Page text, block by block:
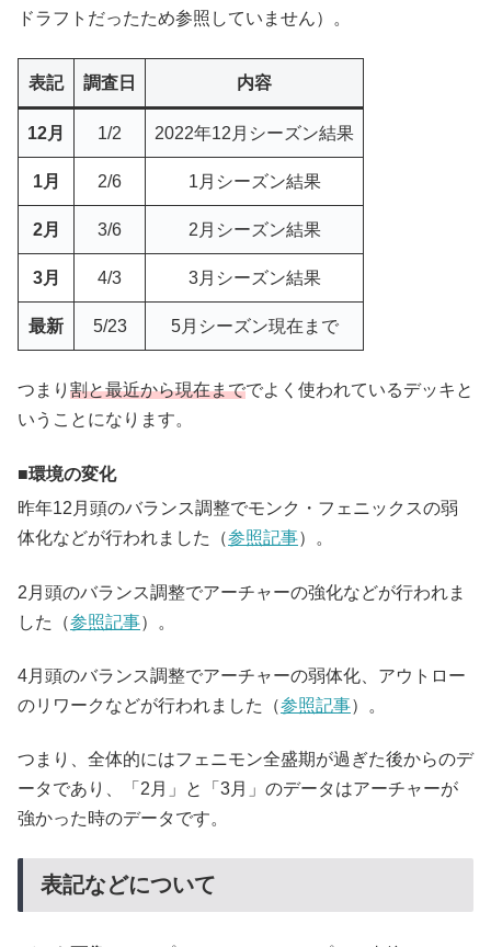
ドラフトだったため参照していません）。
表記 調査日 内容
12月 1/2 2022年12月シーズン結果
1月 2/6 1月シーズン結果
2月 3/6 2月シーズン結果
3月 4/3 3月シーズン結果
最新 5/23 5月シーズン現在まで
つまり 割と最近から現在まででよく使われているデッキと
いうことになります。
環境の変化
昨年12月頭のバランス調整でモンク・フェニックスの弱
体化などが行われました（参照記事）。
2月頭のバランス調整でアーチャーの強化などが行われま
した（参照記事）。
4月頭のバランス調整でアーチャーの弱体化、アウトロー
のリワークなどが行われました（参照記事）。
つまり、全体的にはフェニモン全盛期が過ぎた後からのデ
ータであり、「2月」と「3月」のデータはアーチャーが
強かった時のデータです。
表記などについて